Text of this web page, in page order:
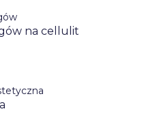
na cellulit